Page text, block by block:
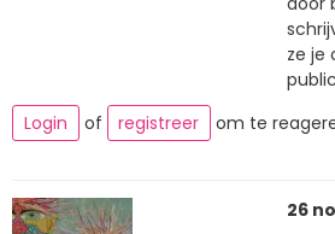
ze je
Login
of registreer om te
26